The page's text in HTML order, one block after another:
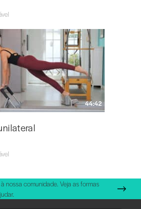
44:42
nossa comunidade. Veja as formas